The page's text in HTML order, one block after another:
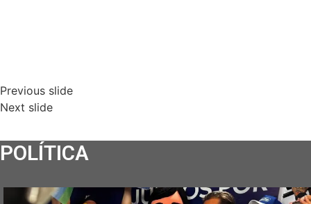
Previous slide
Next slide
POLÍTICA